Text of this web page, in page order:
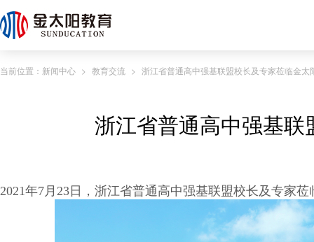
当前位置： 新闻中心 > 教育交流 > 浙江省普通高中强基联盟校长及专家莅临金太
浙江省普通高中强基
2021年7月23日，浙江省普通高中强基联盟校长及专家